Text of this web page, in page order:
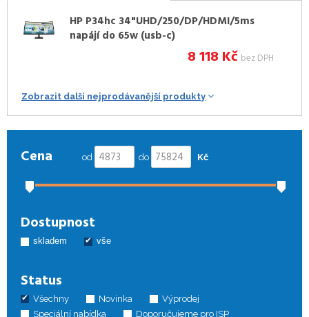
HP P34hc 34"UHD/250/DP/HDMI/5ms
napájí do 65w (usb-c)
8 118 Kč bez DPH
Zobrazit další nejprodávanější produkty
Cena od do Kč
Dostupnost
skladem vše
Status
Všechny Novinka
Výprodej
Speciální nabídka
Doporučujeme pro ISP